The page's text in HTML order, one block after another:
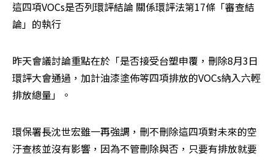
這四項VOCs是否列環評結論 關係環評法第17條「審查結
論」的執行
昨天會議討論重點在於「是否接受台塑申覆，刪除8月3日
環評大會通過，加計油漆塗佈等四項排放的VOCs納入六輕
排放總量」。
環保署長沈世宏雖一再強調，刪不刪除這四項對未來的空
汙查核並沒有影響，因為不管刪除與否，只要有排放就要